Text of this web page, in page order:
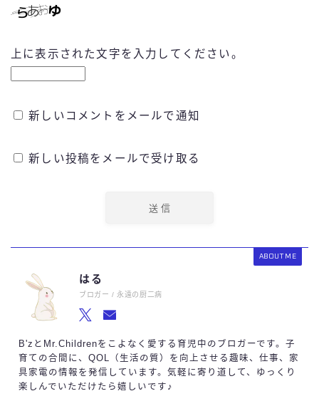
Follow Me
上に表示された文字を入力してください。
新しいコメントをメールで通知
新しい投稿をメールで受け取る
ABOUT ME
はる
ブロガー / 永遠の厨二病
B'zとMr.Childrenをこよなく愛する育児中のブロガーです。子
育ての合間に、QOL（生活の質）を向上させる趣味、仕事、家
具家電の情報を発信しています。気軽に寄り道して、ゆっくり
楽しんでいただけたら嬉しいです♪